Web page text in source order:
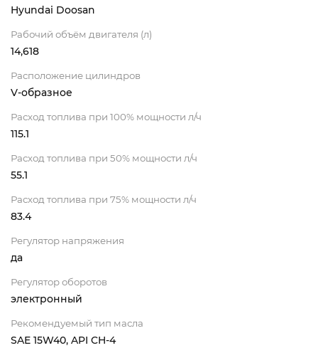
Hyundai Doosan
Рабочий объём двигателя (л)
14,618
Расположение цилиндров
V-образное
Расход топлива при 100% мощности л/ч
115.1
Расход топлива при 50% мощности л/ч
55.1
Расход топлива при 75% мощности л/ч
83.4
Регулятор напряжения
да
Регулятор оборотов
электронный
Рекомендуемый тип масла
SAE 15W40, API CH-4